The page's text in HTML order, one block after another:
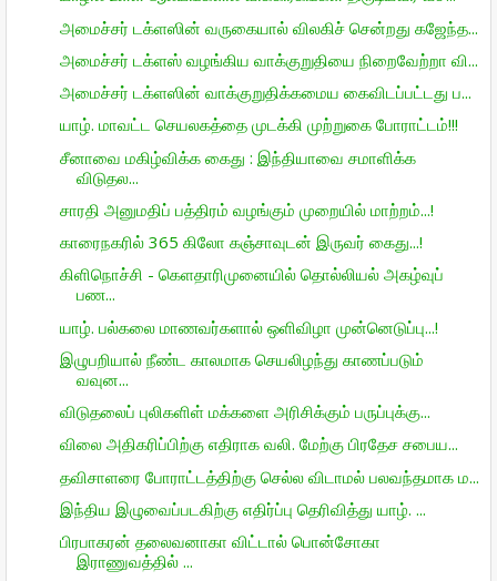
அமைச்சர் டக்ளஸின் வருகையால் விலகிச் சென்றது கஜேந்த...
அமைச்சர் டக்ளஸ் வழங்கிய வாக்குறுதியை நிறைவேற்றா வி...
அமைச்சர் டக்ளஸின் வாக்குறுதிக்கமைய கைவிடப்பட்டது ப...
யாழ். மாவட்ட செயலகத்தை முடக்கி முற்றுகை போராட்டம்!!!
சீனாவை மகிழ்விக்க கைது : இந்தியாவை சமாளிக்க
விடுதல...
சாரதி அனுமதிப் பத்திரம் வழங்கும் முறையில் மாற்றம்...!
காரைநகரில் 365 கிலோ கஞ்சாவுடன் இருவர் கைது...!
கிளிநொச்சி - கெளதாரிமுனையில் தொல்லியல் அகழ்வுப்
பண...
யாழ். பல்கலை மாணவர்களால் ஒளிவிழா முன்னெடுப்பு...!
இழுபறியால் நீண்ட காலமாக செயலிழந்து காணப்படும்
வவுன...
விடுதலைப் புலிகளிள் மக்களை அரிசிக்கும் பருப்புக்கு...
விலை அதிகரிப்பிற்கு எதிராக வலி. மேற்கு பிரதேச சபைய...
தவிசாளரை போராட்டத்திற்கு செல்ல விடாமல் பலவந்தமாக ம...
இந்திய இழுவைப்படகிற்கு எதிர்ப்பு தெரிவித்து யாழ். ...
பிரபாகரன் தலைவனாகா விட்டால் பொன்சோகா
இராணுவத்தில் ...